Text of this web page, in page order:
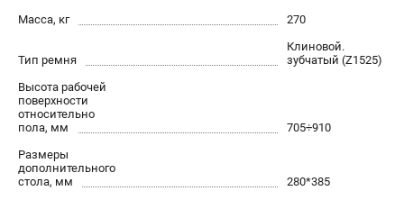
Масса, кг
270
Тип ремня
Клиновой.
зубчатый (Z1525)
Высота рабочей
поверхности
относительно
пола, мм
705÷910
Размеры
дополнительного
стола, мм
280*385